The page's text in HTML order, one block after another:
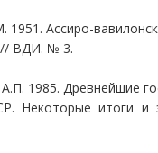
1951. Ассиро-
// ВДИ. № 3.
1985. Древнейшие
Некоторые итоги и